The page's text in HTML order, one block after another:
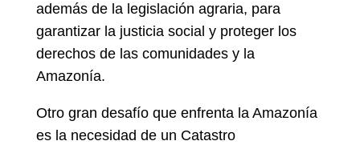
además de la legislación agraria, para
garantizar la justicia social y proteger los
derechos de las comunidades y la
Amazonía.
Otro gran desafío que enfrenta la Amazonía
es la necesidad de un Catastro